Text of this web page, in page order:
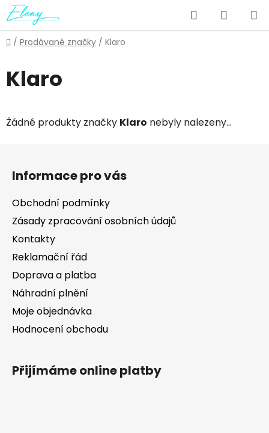
Přejít
na
obsah
Hledat
KOŠÍK
Domů
/ Prodávané značky / Klaro
Klaro
Žádné produkty značky Klaro nebyly nalezeny...
Informace pro vás
Obchodní podmínky
Zásady zpracování osobních údajů
Kontakty
Reklamační řád
Doprava a platba
Náhradní plnění
Moje objednávka
Hodnocení obchodu
Přijímáme online platby